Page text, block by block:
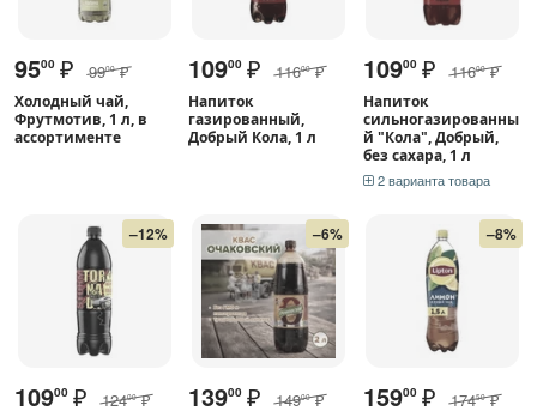
9500 ₽ 9900 ₽
Холодный чай,
Фрутмотив, 1 л, в
ассортименте
10900 ₽ 11600 ₽
Напиток
газированный,
Добрый Кола, 1 л
10900 ₽ 11600 ₽
Напиток
сильногазированны
й "Кола", Добрый,
без сахара, 1 л
2 варианта товара
–12%
10900 ₽ 12400 ₽
–6%
13900 ₽ 14900 ₽
–8%
15900 ₽ 17450 ₽